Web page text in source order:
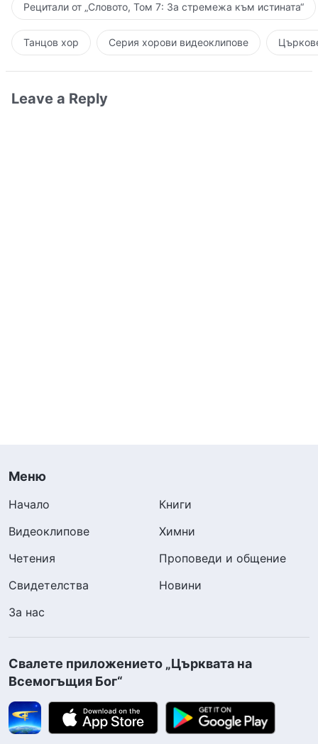
Рецитали от „Словото, Том 7: За стремежа към истината“
Танцов хор Серия хорови видеоклипове
Leave a Reply
Меню
Начало
Книги
Видеоклипове
Химни
Четения
Проповеди и общение
Свидетелства
Новини
За нас
Свалете приложението „Църквата на
Всемогъщия Бог“